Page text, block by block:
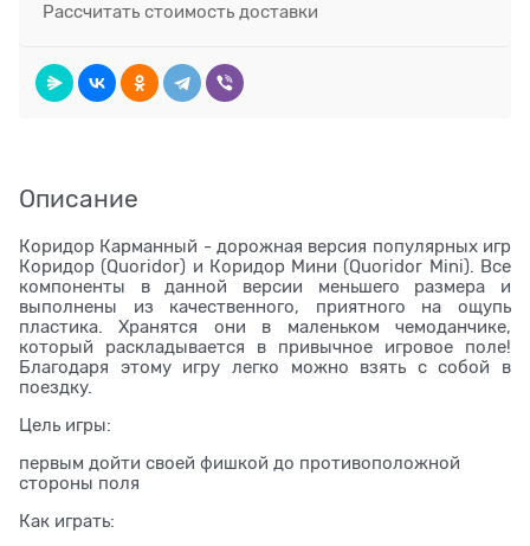
Рассчитать стоимость доставки
Описание
Коридор Карманный - дорожная версия популярных игр
Коридор (Quoridor) и Коридор Мини (Quoridor Mini). Все
компоненты в данной версии меньшего размера и
выполнены из качественного, приятного на ощупь
пластика. Хранятся они в маленьком чемоданчике,
который раскладывается в привычное игровое поле!
Благодаря этому игру легко можно взять с собой в
поездку.
Цель игры:
первым дойти своей фишкой до противоположной
стороны поля
Как играть: